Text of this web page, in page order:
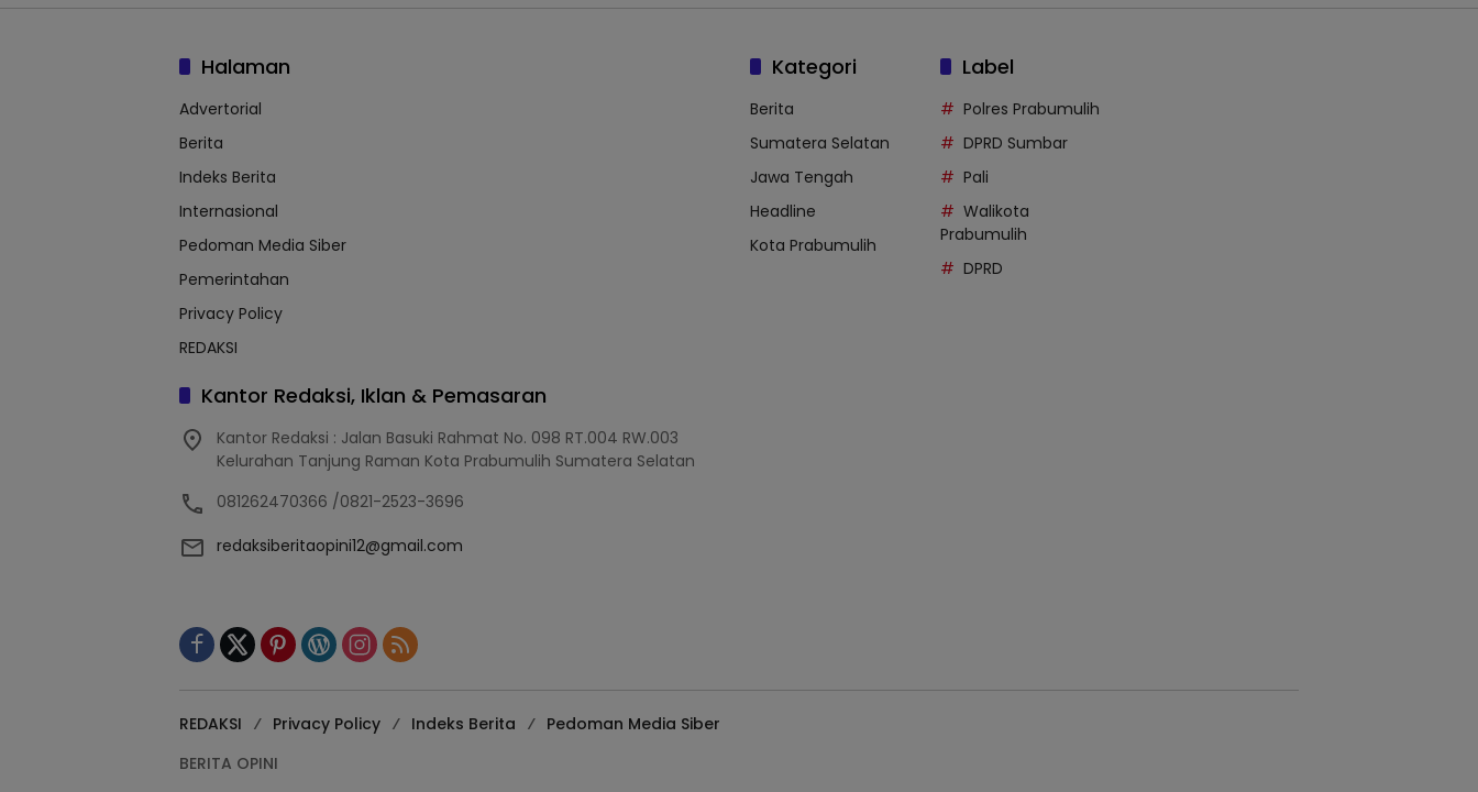
Halaman
Advertorial
Berita
Indeks Berita
Internasional
Pedoman Media Siber
Pemerintahan
Privacy Policy
REDAKSI
Kantor Redaksi, Iklan & Pemasaran
Kantor Redaksi : Jalan Basuki Rahmat No. 098 RT.004 RW.003
Kelurahan Tanjung Raman Kota Prabumulih Sumatera Selatan
081262470366 /0821-2523-3696
redaksiberitaopini12@gmail.com
Kategori
Berita
Sumatera Selatan
Jawa Tengah
Headline
Kota Prabumulih
Label
Polres Prabumulih
DPRD Sumbar
Pali
Walikota
Prabumulih
DPRD
REDAKSI Privacy Policy Indeks Berita
Pedoman Media Siber
BERITA OPINI